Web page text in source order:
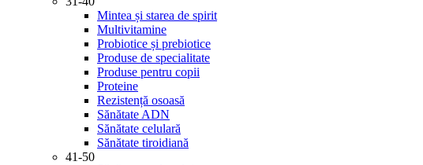
Mintea și starea de spirit
Multivitamine
Probiotice și prebiotice
Produse de specialitate
Produse pentru copii
Proteine
Rezistență osoasă
Sănătate ADN
Sănătate celulară
Sănătate tiroidiană
41-50